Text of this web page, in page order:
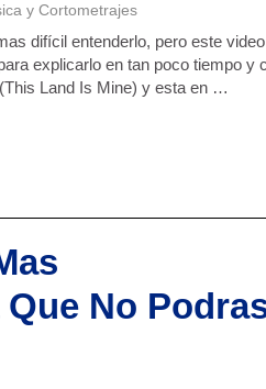
y Cortometrajes
difícil entenderlo, pero este video
explicarlo en tan poco tiempo y
Land Is Mine) y esta en …
No